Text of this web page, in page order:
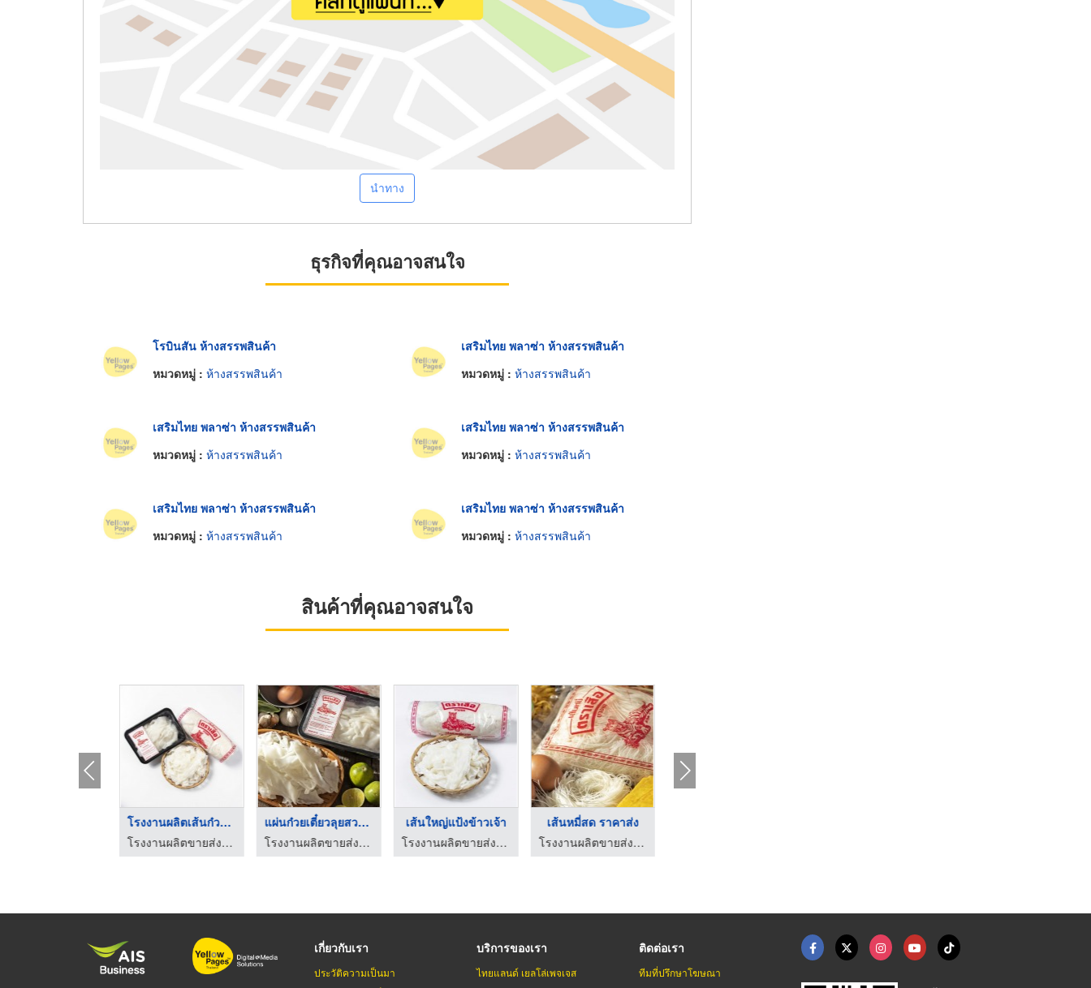
นำทาง
ธุรกิจที่คุณอาจสนใจ
โรบินสัน ห้างสรรพสินค้า
หมวดหมู่ : ห้างสรรพสินค้า
เสริมไทย พลาซ่า ห้างสรรพสินค้า
หมวดหมู่ : ห้างสรรพสินค้า
เสริมไทย พลาซ่า ห้างสรรพสินค้า
หมวดหมู่ : ห้างสรรพสินค้า
เสริมไทย พลาซ่า ห้างสรรพสินค้า
หมวดหมู่ : ห้างสรรพสินค้า
เสริมไทย พลาซ่า ห้างสรรพสินค้า
หมวดหมู่ : ห้างสรรพสินค้า
เสริมไทย พลาซ่า ห้างสรรพสินค้า
หมวดหมู่ : ห้างสรรพสินค้า
สินค้าที่คุณอาจสนใจ
โรงงานผลิตเส้นก๋วยเต ...
โรงงานผลิตขายส่งเส้นก๋วยเตี๋ยว ไทยเจริญผล
แผ่นก๋วยเตี๋ยวลุยสวน ...
โรงงานผลิตขายส่งเส้นก๋วยเตี๋ยว ไทยเจริญผล
เส้นใหญ่แป้งข้าวเจ้า
โรงงานผลิตขายส่งเส้นก๋วยเตี๋ยว ไทยเจริญผล
เส้นหมี่สด ราคาส่ง
โรงงานผลิตขายส่งเส้นก๋วยเตี๋ยว ไทยเจริญผล
เกี่ยวกับเรา
ประวัติความเป็นมา
บริการของเรา
ไทยแลนด์ เยลโล่เพจเจส
ติดต่อเรา
ทีมที่ปรึกษาโฆษณา